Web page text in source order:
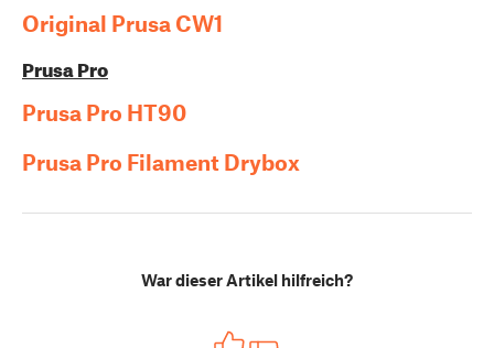
Original Prusa CW1
Prusa Pro
Prusa Pro HT90
Prusa Pro Filament Drybox
War dieser Artikel hilfreich?